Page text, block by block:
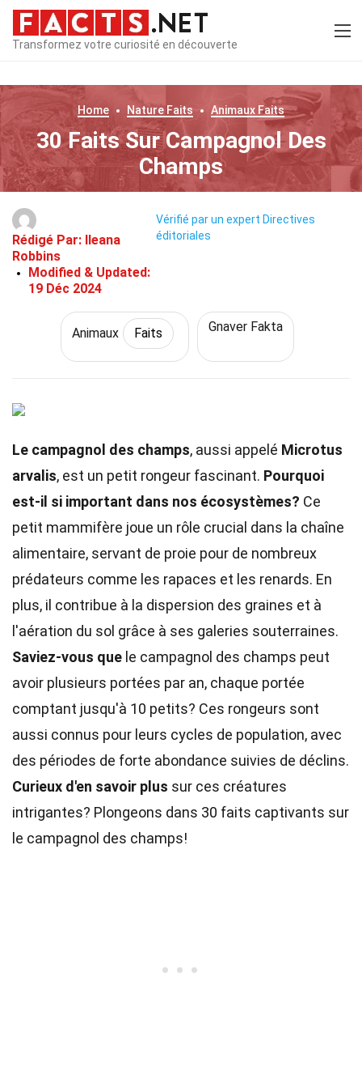
Transformez votre curiosité en découverte
Home Nature Faits Animaux Faits
30 Faits Sur Campagnol Des
Champs
Rédigé Par: Ileana
Robbins
Modified & Updated:
19 Déc 2024
Vérifié par un expert Directives
éditoriales
Animaux Faits Gnaver Fakta
Le campagnol des champs, aussi appelé Microtus
arvalis, est un petit rongeur fascinant. Pourquoi
est-il si important dans nos écosystèmes? Ce
petit mammifère joue un rôle crucial dans la chaîne
alimentaire, servant de proie pour de nombreux
prédateurs comme les rapaces et les renards. En
plus, il contribue à la dispersion des graines et à
l'aération du sol grâce à ses galeries souterraines.
Saviez-vous que le campagnol des champs peut
avoir plusieurs portées par an, chaque portée
comptant jusqu'à 10 petits? Ces rongeurs sont
aussi connus pour leurs cycles de population, avec
des périodes de forte abondance suivies de déclins.
Curieux d'en savoir plus sur ces créatures
intrigantes? Plongeons dans 30 faits captivants sur
le campagnol des champs!